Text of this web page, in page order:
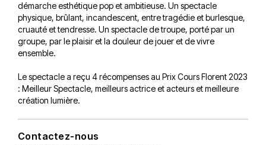
démarche esthétique pop et ambitieuse. Un spectacle
physique, brûlant, incandescent, entre tragédie et burlesque,
cruauté et tendresse. Un spectacle de troupe, porté par un
groupe, par le plaisir et la douleur de jouer et de vivre
ensemble.
Le spectacle a reçu 4 récompenses au Prix Cours Florent 2023
: Meilleur Spectacle, meilleurs actrice et acteurs et meilleure
création lumière.
Contactez-nous